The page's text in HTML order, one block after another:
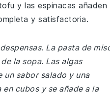
y las espinacas añaden
y satisfactoria.
La pasta de
la sopa. Las algas
un sabor salado y una
cubos y se añade a la